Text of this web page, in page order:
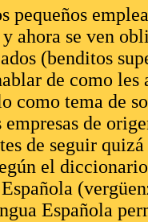
pequeños
ahora se ven
(benditos
de como
como tema de
empresas de
de seguir
el
Española